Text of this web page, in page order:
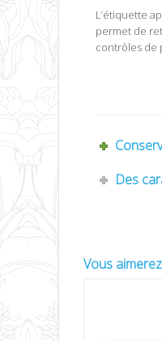
L’étiquette
permet de
contrôles de
Des
Vous